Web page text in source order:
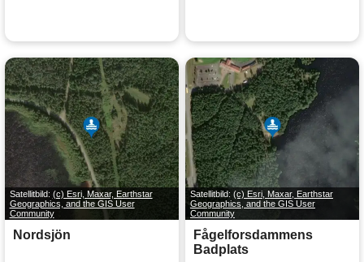
Satellitbild: (c) Esri, Maxar, Earthstar
Geographics, and the GIS User
Community
Nordsjön
Satellitbild: (c) Esri, Maxar, Earthstar
Geographics, and the GIS User
Community
Fågelforsdammens
Badplats